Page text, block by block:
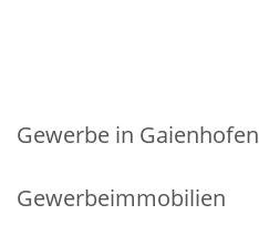
Gewerbe in Gaienhofen
Gewerbeimmobilien